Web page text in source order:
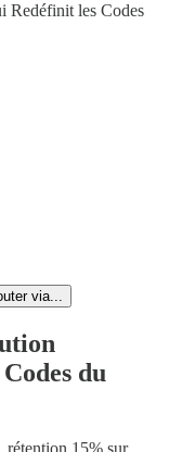
Redéfinit les Codes
via...
du
rétention 15% sur